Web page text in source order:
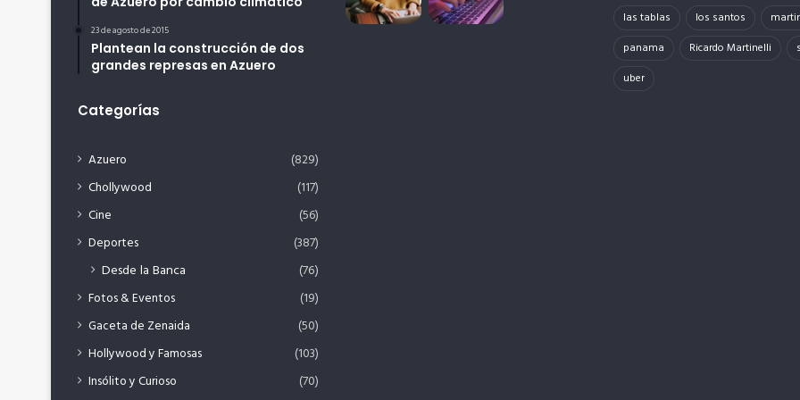
23 de agosto de 2015
Plantean la construcción de dos
grandes represas en Azuero
Categorías
Azuero
(829)
Chollywood
(117)
Cine
(56)
Deportes
(387)
Desde la Banca (76)
Fotos & Eventos
(19)
Gaceta de Zenaida
(50)
Hollywood y Famosas
(103)
Insólito y Curioso
(70)
las tablas
los santos
panama
Ricardo Martinelli
uber